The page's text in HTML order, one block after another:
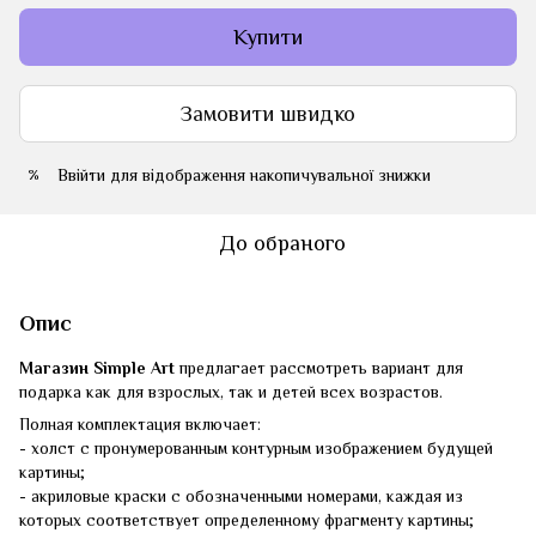
Купити
Замовити швидко
% Ввійти для відображення накопичувальної знижки
До обраного
Опис
Магазин Simple Artпредлагает рассмотреть вариант для
подарка как для взрослых, так и детей всех возрастов.
Полная комплектация включает:
- холст с пронумерованным контурным изображением будущей
картины;
- акриловые краски с обозначенными номерами, каждая из
которых соответствует определенному фрагменту картины;